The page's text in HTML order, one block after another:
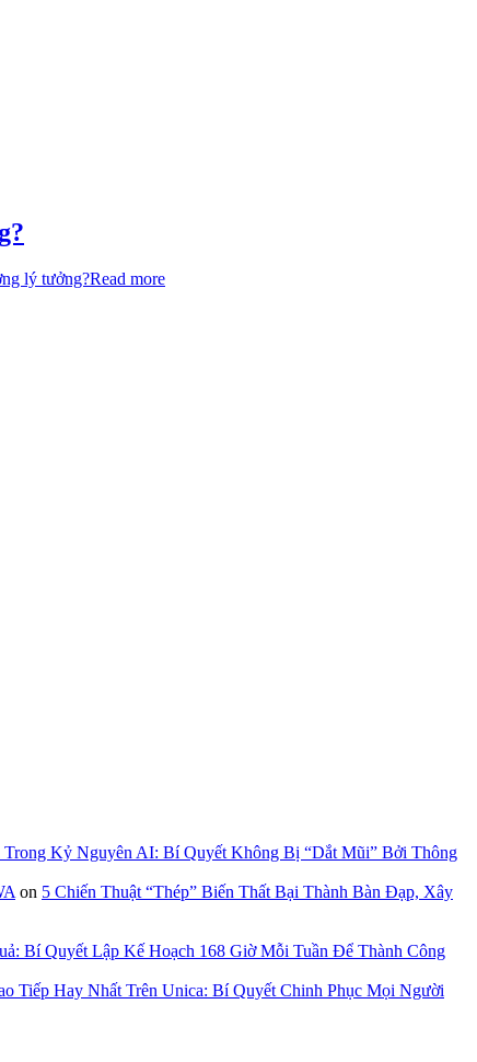
lý tưởng?Read more
Kỷ Nguyên AI: Bí Quyết Không Bị “Dắt Mũi” Bởi Thông
on 5 Chiến Thuật “Thép” Biến Thất Bại Thành Bàn Đạp, Xây
Bí Quyết Lập Kế Hoạch 168 Giờ Mỗi Tuần Để Thành Công
Tiếp Hay Nhất Trên Unica: Bí Quyết Chinh Phục Mọi Người